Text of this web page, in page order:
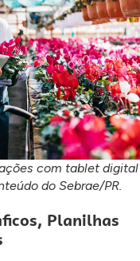
com tablet digital
do Sebrae/PR.
Planilhas